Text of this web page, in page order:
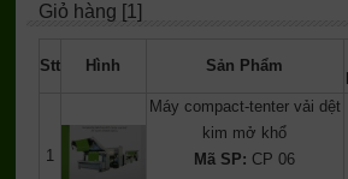
Giỏ hàng [1]
Stt Hình Sản Phẩm
1
Máy compact-tenter vải dệt
kim mở khổ
Mã SP: CP 06